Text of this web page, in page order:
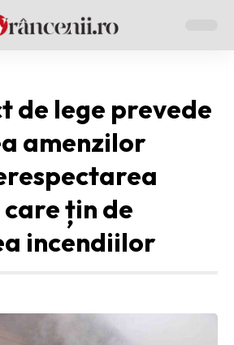
de lege prevede
amenzilor
țin de
incendiilor